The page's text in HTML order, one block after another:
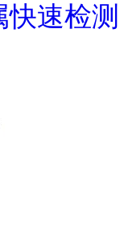
速检测